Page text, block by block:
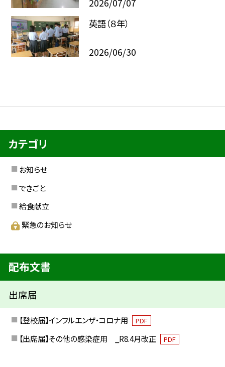
2026/07/07
英語（８年）
2026/06/30
カテゴリ
お知らせ
できごと
給食献立
緊急のお知らせ
配布文書
出席届
【登校届】インフルエンザ・コロナ用 PDF
【出席届】その他の感染症用 _R8.4月改正 PDF